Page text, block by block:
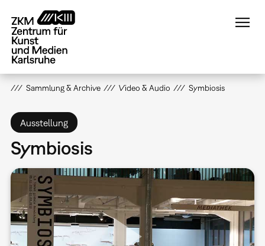
zum
Inhalt
Sammlung & Archive Video & Audio Symbiosis
Ausstellung
Symbiosis